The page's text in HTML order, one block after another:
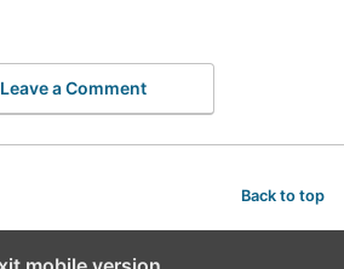
Leave a Comment
Back to top